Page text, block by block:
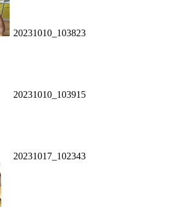
20231010_103823
20231010_103915
20231017_102343